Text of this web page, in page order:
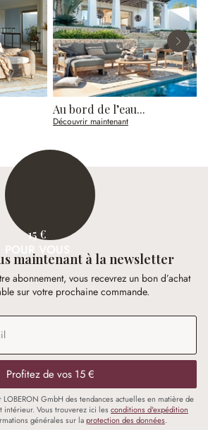
Au bord de l’eau...
Découvrir maintenant
15 €
POUR VOUS
maintenant à la newsletter
abonnement, vous recevrez un bon d’achat
sur votre prochaine commande.
Profitez de vos 15 €
LOBERON GmbH des tendances actuelles en matière de
intérieur. Vous trouverez ici les conditions d'expédition
générales sur laprotection des données.